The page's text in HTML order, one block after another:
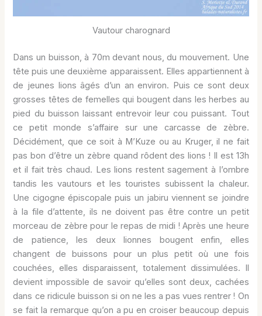
Vautour charognard
Dans un buisson, à 70m devant nous, du mouvement. Une
tête puis une deuxième apparaissent. Elles appartiennent à
de jeunes lions âgés d’un an environ. Puis ce sont deux
grosses têtes de femelles qui bougent dans les herbes au
pied du buisson laissant entrevoir leur cou puissant. Tout
ce petit monde s’affaire sur une carcasse de zèbre.
Décidément, que ce soit à M’Kuze ou au Kruger, il ne fait
pas bon d’être un zèbre quand rôdent des lions ! Il est 13h
et il fait très chaud. Les lions restent sagement à l’ombre
tandis les vautours et les touristes subissent la chaleur.
Une cigogne épiscopale puis un jabiru viennent se joindre
à la file d’attente, ils ne doivent pas être contre un petit
morceau de zèbre pour le repas de midi ! Après une heure
de patience, les deux lionnes bougent enfin, elles
changent de buissons pour un plus petit où une fois
couchées, elles disparaissent, totalement dissimulées. Il
devient impossible de savoir qu’elles sont deux, cachées
dans ce ridicule buisson si on ne les a pas vues rentrer ! On
se fait la remarque qu’on a pu en croiser beaucoup depuis